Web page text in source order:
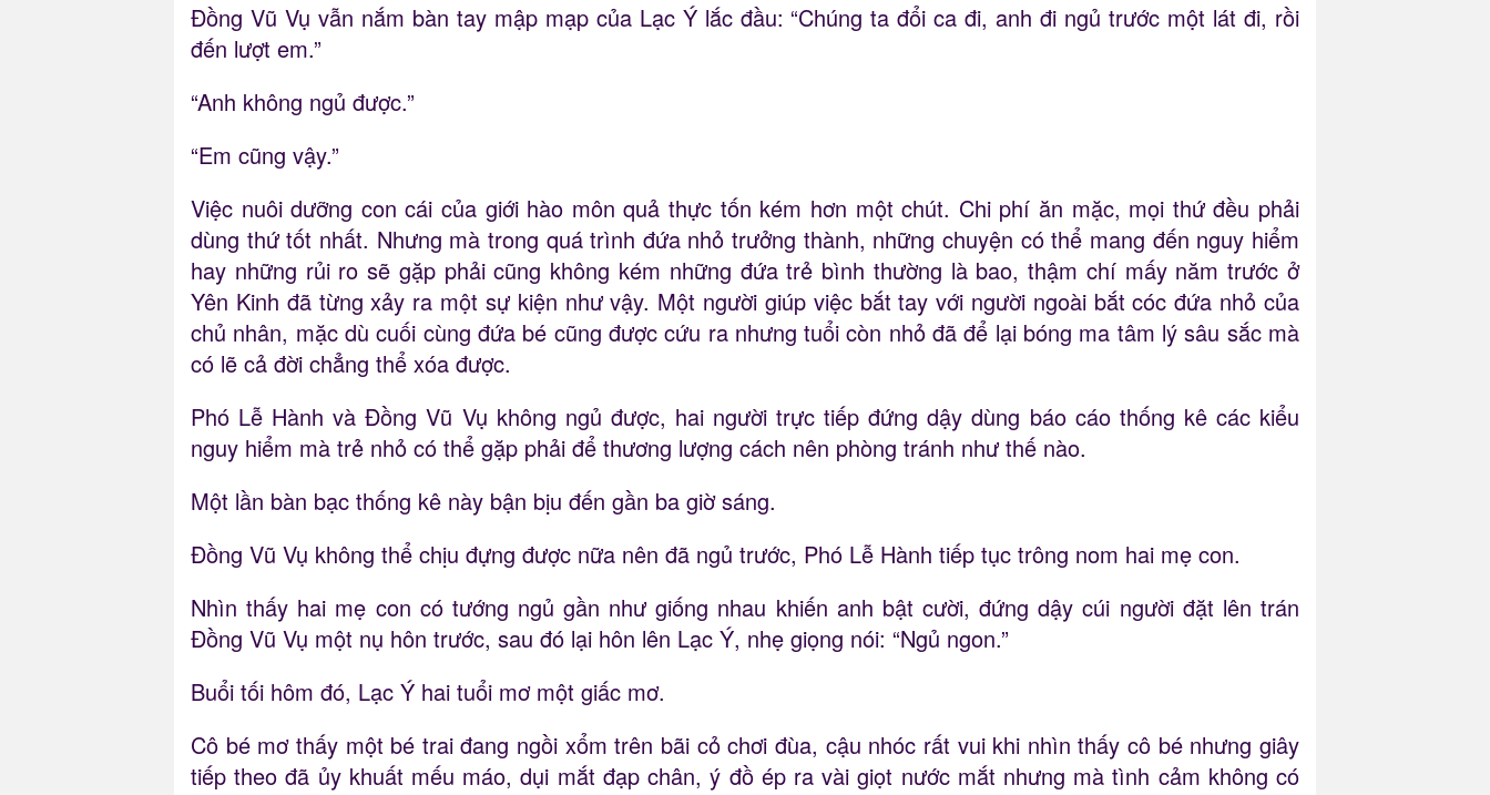
Đồng Vũ Vụ vẫn nắm bàn tay mập mạp của Lạc Ý lắc đầu: “Chúng ta đổi ca đi, anh đi ngủ trước một lát đi, rồi
đến lượt em.”
“Anh không ngủ được.”
“Em cũng vậy.”
Việc nuôi dưỡng con cái của giới hào môn quả thực tốn kém hơn một chút. Chi phí ăn mặc, mọi thứ đều phải
dùng thứ tốt nhất. Nhưng mà trong quá trình đứa nhỏ trưởng thành, những chuyện có thể mang đến nguy hiểm
hay những rủi ro sẽ gặp phải cũng không kém những đứa trẻ bình thường là bao, thậm chí mấy năm trước ở
Yên Kinh đã từng xảy ra một sự kiện như vậy. Một người giúp việc bắt tay với người ngoài bắt cóc đứa nhỏ của
chủ nhân, mặc dù cuối cùng đứa bé cũng được cứu ra nhưng tuổi còn nhỏ đã để lại bóng ma tâm lý sâu sắc mà
có lẽ cả đời chẳng thể xóa được.
Phó Lễ Hành và Đồng Vũ Vụ không ngủ được, hai người trực tiếp đứng dậy dùng báo cáo thống kê các kiểu
nguy hiểm mà trẻ nhỏ có thể gặp phải để thương lượng cách nên phòng tránh như thế nào.
Một lần bàn bạc thống kê này bận bịu đến gần ba giờ sáng.
Đồng Vũ Vụ không thể chịu đựng được nữa nên đã ngủ trước, Phó Lễ Hành tiếp tục trông nom hai mẹ con.
Nhìn thấy hai mẹ con có tướng ngủ gần như giống nhau khiến anh bật cười, đứng dậy cúi người đặt lên trán
Đồng Vũ Vụ một nụ hôn trước, sau đó lại hôn lên Lạc Ý, nhẹ giọng nói: “Ngủ ngon.”
Buổi tối hôm đó, Lạc Ý hai tuổi mơ một giấc mơ.
Cô bé mơ thấy một bé trai đang ngồi xổm trên bãi cỏ chơi đùa, cậu nhóc rất vui khi nhìn thấy cô bé nhưng giây
tiếp theo đã ủy khuất mếu máo, dụi mắt đạp chân, ý đồ ép ra vài giọt nước mắt nhưng mà tình cảm không có